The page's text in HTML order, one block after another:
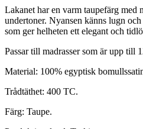
Lakanet har en varm taupefärg med
undertoner. Nyansen känns lugn
som ger helheten ett elegant och
Passar till madrasser som är upp till
Material: 100% egyptisk
Trådtäthet: 400 TC.
Färg: Taupe.